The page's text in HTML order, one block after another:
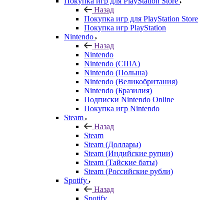
Назад
Покупка игр для PlayStation Store
Покупка игр PlayStation
Nintendo
Назад
Nintendo
Nintendo (США)
Nintendo (Польша)
Nintendo (Великобритания)
Nintendo (Бразилия)
Подписки Nintendo Online
Покупка игр Nintendo
Steam
Назад
Steam
Steam (Доллары)
Steam (Индийские рупии)
Steam (Тайские баты)
Steam (Российские рубли)
Spotify
Назад
Spotify